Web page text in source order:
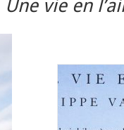
Une vie en